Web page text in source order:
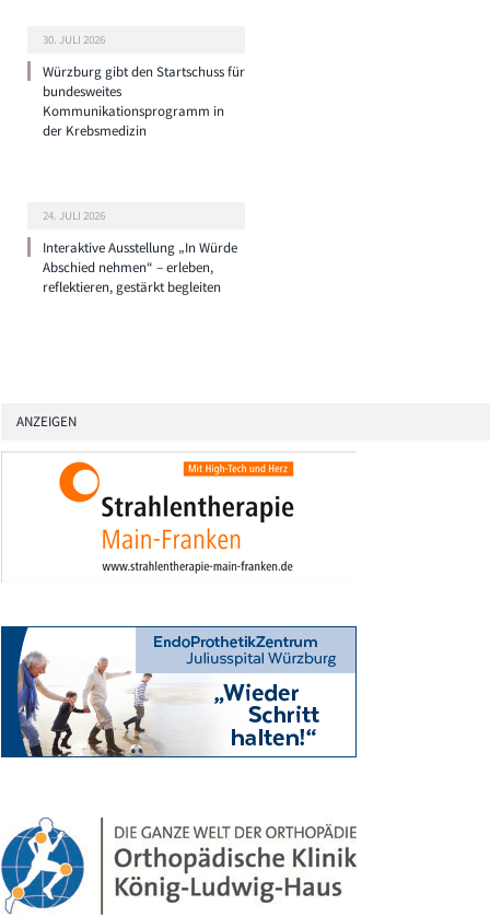
30. JULI 2026
Würzburg gibt den Startschuss für
bundesweites
Kommunikationsprogramm in
der Krebsmedizin
24. JULI 2026
Interaktive Ausstellung „In Würde
Abschied nehmen“ – erleben,
reflektieren, gestärkt begleiten
ANZEIGEN